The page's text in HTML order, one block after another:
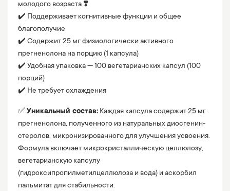
молодого возраста ❣️
✔️ Поддерживает когнитивные функции и общее
благополучие
✔️ Содержит 25 мг физиологически активного
прегненолона на порцию (1 капсула)
✔️ Удобная упаковка — 100 вегетарианских капсул (100
порций)
✔️ Не требует охлаждения
✅ Уникальный состав: Каждая капсула содержит 25 мг
прегненолона, полученного из натуральных диосгенин-
стеролов, микронизированного для улучшения усвоения.
Формула включает микрокристаллическую целлюлозу,
вегетарианскую капсулу
(гидроксипропилметилцеллюлоза и вода) и аскорбил
пальмитат для стабильности.